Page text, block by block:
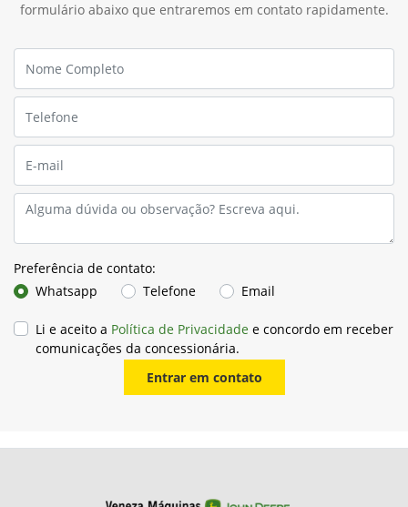
formulário abaixo que entraremos em contato rapidamente.
Preferência de contato:
Whatsapp
Telefone Email
Li e aceito a Política de Privacidade e concordo em receber
comunicações da concessionária.
Entrar em contato